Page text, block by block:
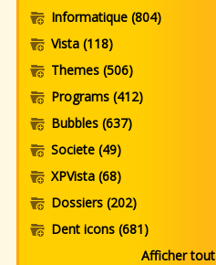
Informatique (804)
Vista (118)
Themes (506)
Programs (412)
Bubbles (637)
Societe (49)
XPVista (68)
Dossiers (202)
Dent icons (681)
Afficher tout